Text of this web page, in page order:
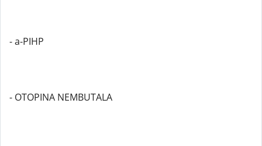
- a-PIHP
- OTOPINA NEMBUTALA